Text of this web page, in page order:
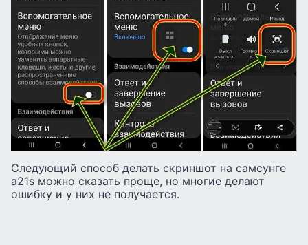
Следующий способ делать скриншот на самсунге
а21s можно сказать проще, но многие делают
ошибку и у них не получается.